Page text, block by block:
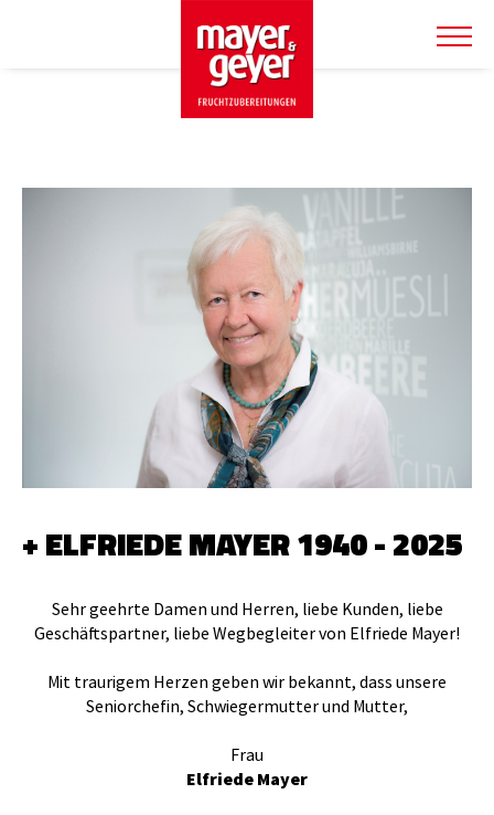
+ ELFRIEDE MAYER 1940 - 2025
Sehr geehrte Damen und Herren, liebe Kunden, liebe
Geschäftspartner, liebe Wegbegleiter von Elfriede Mayer!
Mit traurigem Herzen geben wir bekannt, dass unsere
Seniorchefin, Schwiegermutter und Mutter,
Frau
Elfriede Mayer